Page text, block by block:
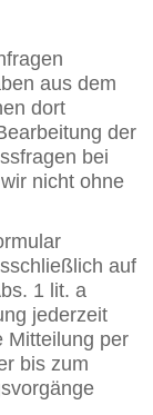
aus dem
dort
der
bei
nicht ohne
auf
1 lit. a
jederzeit
Mitteilung per
bis zum